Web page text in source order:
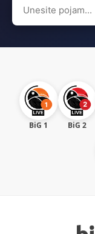
for:
BiG 1 BiG 2